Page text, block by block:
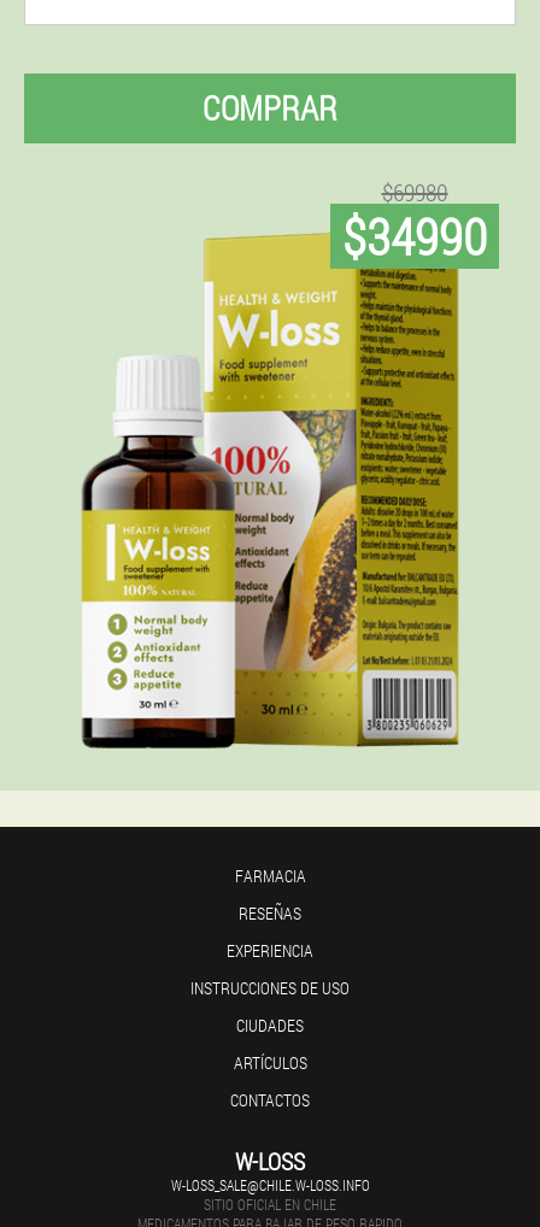
COMPRAR
$69980
$34990
FARMACIA
RESEÑAS
EXPERIENCIA
INSTRUCCIONES DE USO
CIUDADES
ARTÍCULOS
CONTACTOS
W-LOSS
W-LOSS_SALE@CHILE.W-LOSS.INFO
SITIO OFICIAL EN CHILE